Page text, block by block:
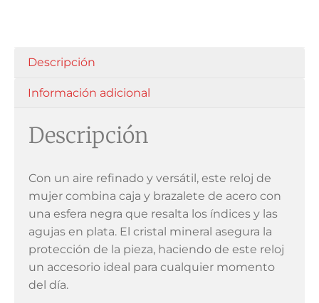
Descripción
Información adicional
Descripción
Con un aire refinado y versátil, este reloj de
mujer combina caja y brazalete de acero con
una esfera negra que resalta los índices y las
agujas en plata. El cristal mineral asegura la
protección de la pieza, haciendo de este reloj
un accesorio ideal para cualquier momento
del día.